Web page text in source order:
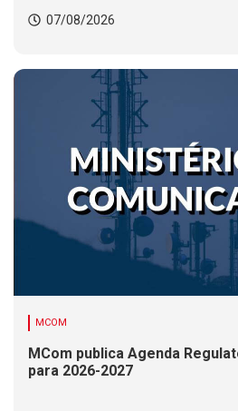
07/08/2026
MCOM
MCom publica Agenda
para 2026-2027